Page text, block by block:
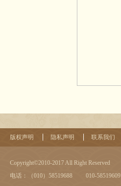
版权声明 隐私声明 联系我们
Copyright©2010-2017 All Right Reserved
电话：（010）58519688 010-58519609